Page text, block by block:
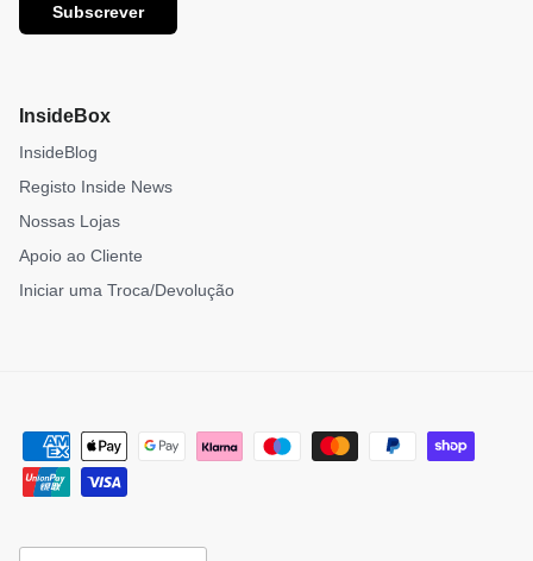
Subscrever
InsideBox
InsideBlog
Registo Inside News
Nossas Lojas
Apoio ao Cliente
Iniciar uma Troca/Devolução